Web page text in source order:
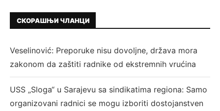
СКОРАШЊИ ЧЛАНЦИ
Veselinović: Preporuke nisu dovoljne, država mora
zakonom da zaštiti radnike od ekstremnih vrućina
USS „Sloga“ u Sarajevu sa sindikatima regiona: Samo
organizovani radnici se mogu izboriti dostojanstven